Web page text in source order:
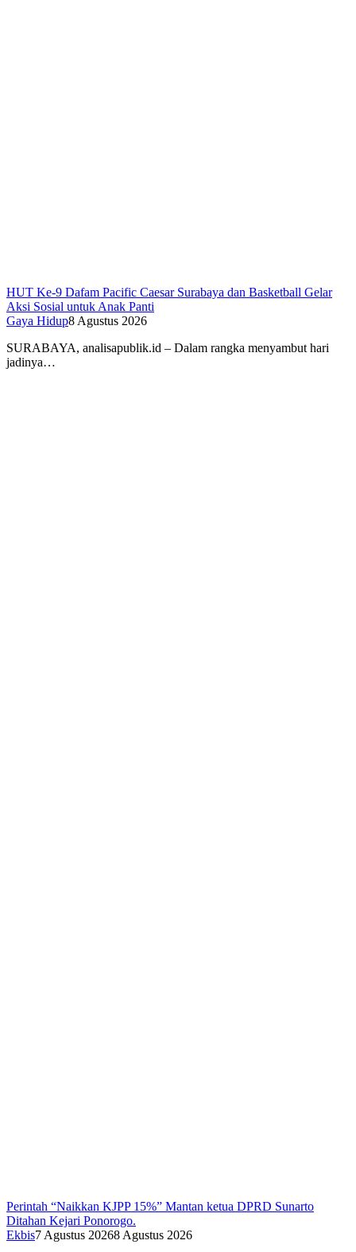
HUT Ke-9 Dafam Pacific Caesar Surabaya dan Basketball Gelar
Aksi Sosial untuk Anak Panti
Gaya Hidup8 Agustus 2026
SURABAYA, analisapublik.id – Dalam rangka menyambut hari
jadinya…
Perintah “Naikkan KJPP 15%” Mantan ketua DPRD Sunarto
Ditahan Kejari Ponorogo.
Ekbis7 Agustus 20268 Agustus 2026